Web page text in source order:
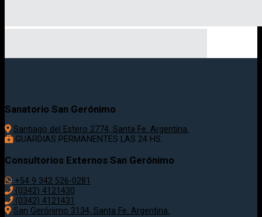
Sanatorio San Gerónimo
Santiago del Estero 2774, Santa Fe. Argentina.
GUARDIAS PERMANENTES LAS 24 HS.
Consultorios Externos San Gerónimo
+54 9 342 526-0281
(0342) 4121430
(0342) 4121431
San Gerónimo 3134, Santa Fe. Argentina.